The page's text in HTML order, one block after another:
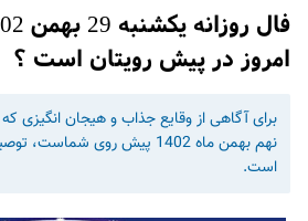
امروز در پیش رویتان است ؟
برای آگاهی از وقایع جذاب و هیجان انگیزی
نهم بهمن ماه 1402 پیش روی
است.